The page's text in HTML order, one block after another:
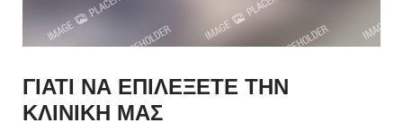
ΓΙΑΤΙ ΝΑ ΕΠΙΛΕΞΕΤΕ ΤΗΝ
ΚΛΙΝΙΚΗ ΜΑΣ